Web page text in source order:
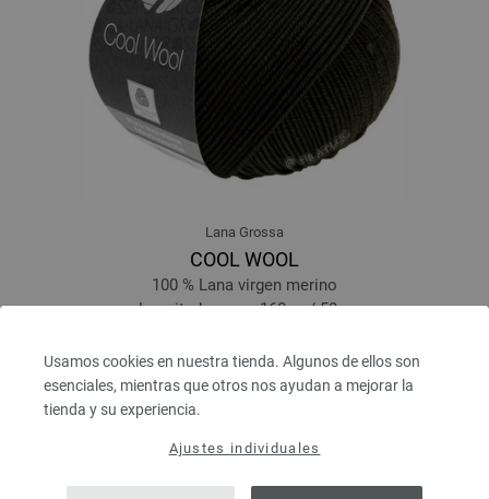
Usamos cookies en nuestra tienda. Algunos de ellos son
esenciales, mientras que otros nos ayudan a mejorar la
tienda y su experiencia.
Ajustes individuales
Lana Grossa
COOL WOOL
100 % Lana virgen merino
Longitud: aprox. 160 m / 50 g
5,46 €
6,37 $
IVA no incluido, más gastos de envío, Precio base: 109,20 € / kg